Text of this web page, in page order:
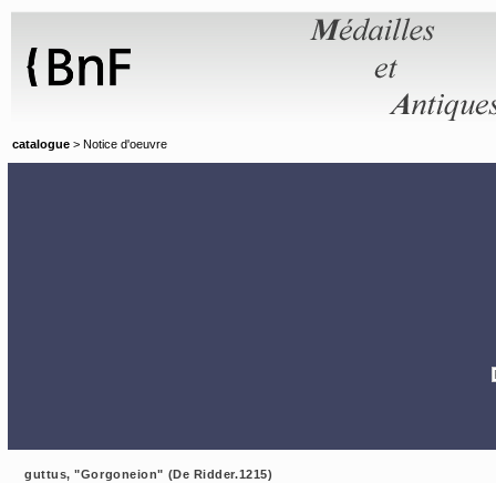
catalogue > Notice d'oeuvre
guttus, "Gorgoneion" (De Ridder.1215)